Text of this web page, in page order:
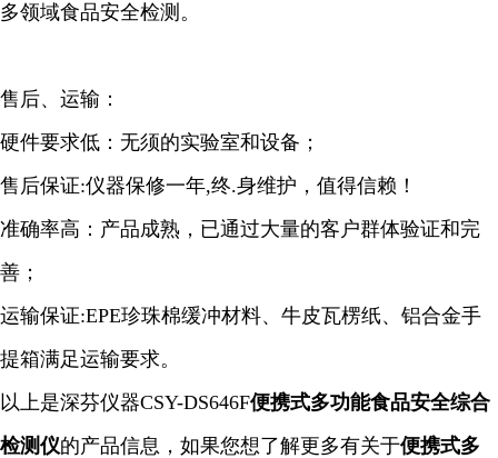
多领域食品安全检测。
售后、运输：
硬件要求低：无须的实验室和设备；
售后保证:仪器保修一年,终.身维护，值得信赖！
准确率高：产品成熟，已通过大量的客户群体验证和完
善；
运输保证:EPE珍珠棉缓冲材料、牛皮瓦楞纸、铝合金手
提箱满足运输要求。
以上是深芬仪器CSY-DS646F便携式多功能食品安全综合
检测仪的产品信息，如果您想了解更多有关于便携式多